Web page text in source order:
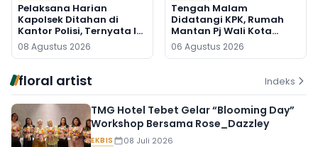
Pelaksana Harian
Kapolsek Ditahan di
Kantor Polisi, Ternyata Ini
Penyebabnya
08 Agustus 2026
Tengah Malam
Didatangi KPK, Rumah
Mantan Pj Wali Kota
Digeledah, Empat Koper
Dibawa
06 Agustus 2026
floral artist Indeks
TMG Hotel Tebet Gelar “Blooming Day”
Workshop Bersama Rose_Dazzley
EKBIS 08 Juli 2026